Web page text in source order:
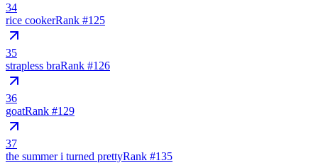
34
rice cookerRank #125
35
strapless braRank #126
36
goatRank #129
37
the summer i turned prettyRank #135